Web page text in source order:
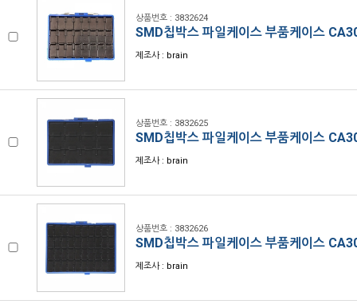
상품번호 : 3832624
SMD칩박스 파일케이스 부품케이스
제조사 : brain
상품번호 : 3832625
SMD칩박스 파일케이스 부품케이스
제조사 : brain
상품번호 : 3832626
SMD칩박스 파일케이스 부품케이스
제조사 : brain